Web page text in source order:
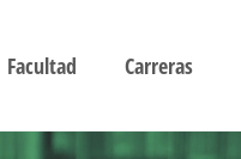
Facultad Carreras